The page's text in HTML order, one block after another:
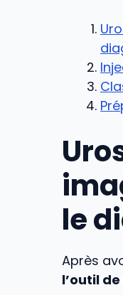
le
Après
l’outil